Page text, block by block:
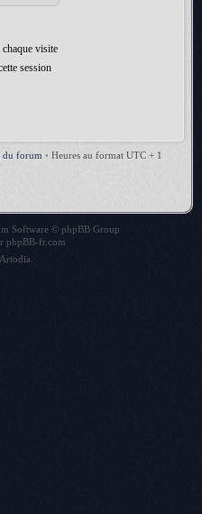
visite
session
du forum • Heures au format UTC + 1
Software © phpBB Group
phpBB-fr.com
Artodia